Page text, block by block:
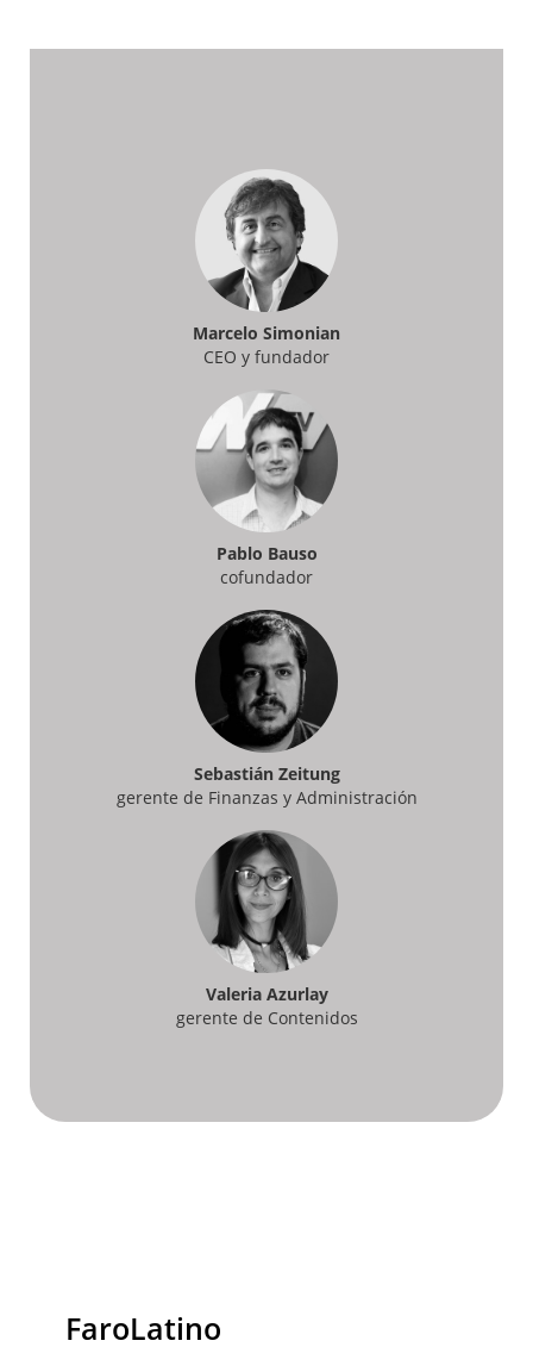
Marcelo Simonian
CEO y fundador
Pablo Bauso
cofundador
Sebastián Zeitung
gerente de Finanzas y Administración
Valeria Azurlay
gerente de Contenidos
FaroLatino